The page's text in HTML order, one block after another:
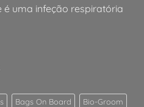
é uma infeção respiratória
Bags On Board
Bio-Groom